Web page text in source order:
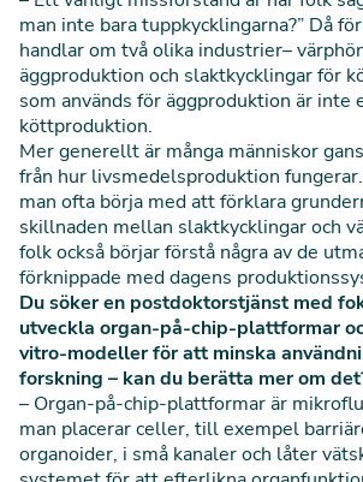
man inte bara tuppkycklingarna?” Då
handlar om två olika industrier–
äggproduktion och slaktkycklingar för
som används för äggproduktion är inte
köttproduktion.
Mer generellt är många människor
från hur livsmedelsproduktion
man ofta börja med att förklara
skillnaden mellan slaktkycklingar och
folk också börjar förstå några av de
förknippade med dagens
Du söker en postdoktorstjänst med
utveckla organ-på-chip-plattformar
vitro-modeller för att minska
forskning – kan du berätta mer om
– Organ-på-chip-plattformar är
man placerar celler, till exempel
organoider, i små kanaler och låter